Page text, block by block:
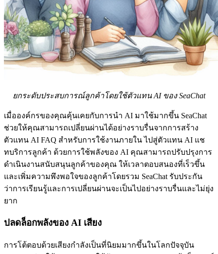
ยกระดับประสบการณ์ลูกค้าโดยใช้ตัวแทน AI ของ SeaChat
เมื่อองค์กรของคุณคุ้นเคยกับการนำ AI มาใช้มากขึ้น SeaChat
ช่วยให้คุณสามารถเปลี่ยนผ่านได้อย่างราบรื่นจากการสร้าง
ตัวแทน AI FAQ สำหรับการใช้งานภายใน ไปสู่ตัวแทน AI แช
ทบริการลูกค้า ด้วยการใช้พลังของ AI คุณสามารถปรับปรุงการ
ดำเนินงานสนับสนุนลูกค้าของคุณ ให้เวลาตอบสนองที่เร็วขึ้น
และเพิ่มความพึงพอใจของลูกค้าโดยรวม SeaChat รับประกัน
ว่าการเรียนรู้และการเปลี่ยนผ่านจะเป็นไปอย่างราบรื่นและไม่ยุ่ง
ยาก
ปลดล็อกพลังของ AI เสียง
การโต้ตอบด้วยเสียงกำลังเป็นที่นิยมมากขึ้นในโลกปัจจุบัน